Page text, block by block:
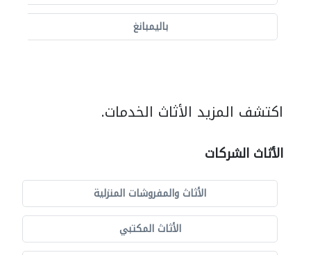
باليمبانغ
اكتشف المزيد الأثاث الخدمات.
الأثاث الشركات
الأثاث والمفروشات المنزلية
الأثاث المكتبي